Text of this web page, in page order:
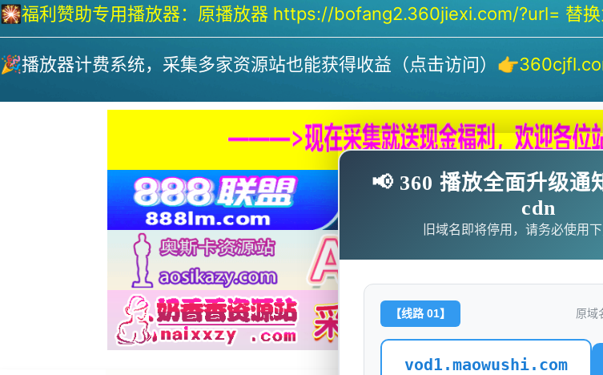
🎇福利赞助专用播放器： 原播放器 https://bofang2.360jiexi.com/?url= 替
🎉播放器计费系统，采集多家资源站也能获得收益（点击访问）👉
📢 360 播放全面升级通
cdn
旧域名即将停用，请务必使用
【线路 01】 原域
vod1.maowushi.com